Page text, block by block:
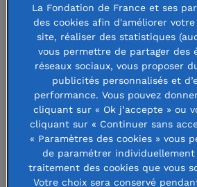
52 AVENUE FELIX LOUAT BP
CEDEX -
Faire un don à cette
La Fondation Cetim
recherche scientifique
La Fondation de France et ses
des cookies afin d'améliorer
site, réaliser des statistiques
vous permettre de partager des
réseaux sociaux, vous proposer
publicités personnalisés et
performance. Vous pouvez
cliquant sur « Ok j’accepte » ou
cliquant sur « Continuer sans
« Paramètres des cookies » vous
de paramétrer
traitement des cookies que vous
Votre choix sera conservé